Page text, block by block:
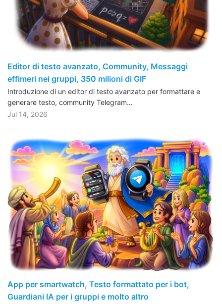
Editor di testo avanzato, Community, Messaggi
effimeri nei gruppi, 350 milioni di GIF
Introduzione di un editor di testo avanzato per formattare e
generare testo, community Telegram…
Jul 14, 2026
App per smartwatch, Testo formattato per i bot,
Guardiani IA per i gruppi e molto altro